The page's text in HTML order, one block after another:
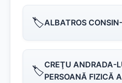
🏷️ALBATROS
🏷️CREŢU ANDRADA-
PERSOANĂ FIZICĂ